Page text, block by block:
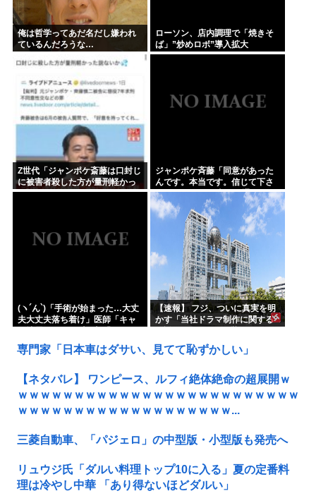
俺は哲学ってあだ名だし嫌われ
ているんだろうな…
ローソン、店内調理で「焼きそ
ば」”炒めロボ”導入拡大
Z世代「ジャンポケ斎藤は口封じ
に被害者殺した方が量刑軽かっ
ただろ 」←1万いいね❤️
ジャンポケ斉藤「同意があった
んです。本当です。信じて下さ
い」 ←何でこの主張が通らない
の？
(ヽ´ん`)「手術が始まった…大丈
夫大丈夫落ち着け」医師「キャ
【速報】 フジ、ついに真実を明
かす「当社ドラマ制作に関する
専門家「日本車はダサい、見てて恥ずかしい」
【ネタバレ】 ワンピース、ルフィ絶体絶命の超展開ｗ
ｗｗｗｗｗｗｗｗｗｗｗｗｗｗｗｗｗｗｗｗｗｗｗｗｗ
ｗｗｗｗｗｗｗｗｗｗｗｗｗｗｗｗｗｗｗ...
三菱自動車、「パジェロ」の中型版・小型版も発売へ
リュウジ氏「ダルい料理トップ10に入る」夏の定番料
理は冷やし中華 「あり得ないほどダルい」